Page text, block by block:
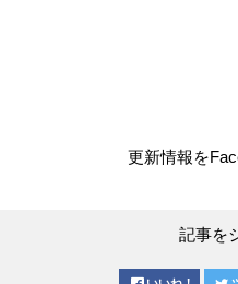
更新情報を
記事を